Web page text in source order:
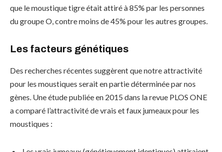
que le moustique tigre était attiré à 85% par les personnes
du groupe O, contre moins de 45% pour les autres groupes.
Les facteurs génétiques
Des recherches récentes suggèrent que notre attractivité
pour les moustiques serait en partie déterminée par nos
gènes. Une étude publiée en 2015 dans la revue PLOS ONE
a comparé l’attractivité de vrais et faux jumeaux pour les
moustiques :